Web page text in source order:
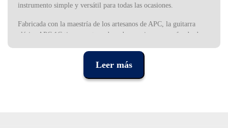
instrumento simple y versátil para todas las ocasiones.
Fabricada con la maestría de los artesanos de APC, la guitarra
clásica APC 1C tiene una tapa de cedro macizo, aros y fondo de
que la caoba, muy apreciada por ser estable incluso con
variaciones de humedad, lo que permite un uso informal y uso
relajado, además de llevarlo a cualquier parte.
Leer más